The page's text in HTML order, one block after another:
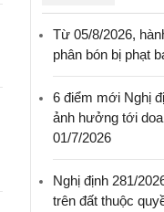
Từ 05/8/2026,
phân bón bị phạt
6 điểm mới Nghị
ảnh hưởng tới
01/7/2026
Nghị định 281/
trên đất thuộc